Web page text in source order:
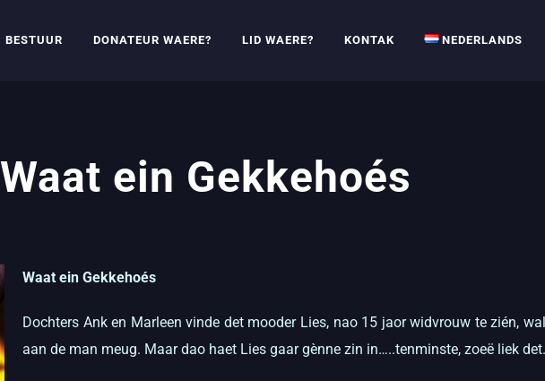
BESTUUR DONATEUR WAERE? LID WAERE? KONTAK NEDERLANDS
Waat ein Gekkehoés
Waat ein Gekkehoés
Dochters Ank en Marleen vinde det mooder Lies, nao 15 jaor widvrouw te zién,
aan de man meug. Maar dao haet Lies gaar gènne zin in…..tenminste, zoeë liek det.